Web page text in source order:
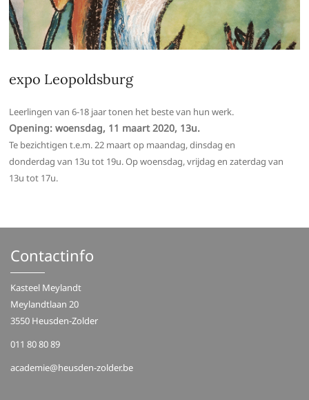
expo Leopoldsburg
Leerlingen van 6-18 jaar tonen het beste van hun werk.
Opening: woensdag, 11 maart 2020, 13u.
Te bezichtigen t.e.m. 22 maart op maandag, dinsdag en
donderdag van 13u tot 19u. Op woensdag, vrijdag en zaterdag van
13u tot 17u.
Contactinfo
Kasteel Meylandt
Meylandtlaan 20
3550 Heusden-Zolder
011 80 80 89
academie@heusden-zolder.be